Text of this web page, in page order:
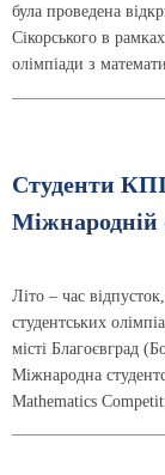
була проведена
Сікорського в
олімпіади з
Студенти
Міжнародній
Літо – час
студентських
місті Благоєвград
Міжнародна
Mathematics